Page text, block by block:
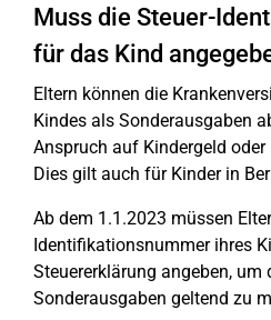
Muss die Steuer-
für das Kind
Eltern können die
Kindes als Sonderausgaben
Anspruch auf Kindergeld
Dies gilt auch für Kinder in
Ab dem 1.1.2023 müssen
Identifikationsnummer ihres
Steuererklärung angeben, um
Sonderausgaben geltend zu